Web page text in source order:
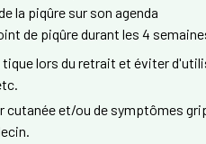
la piqûre sur son agenda
de piqûre durant les 4
tique lors du retrait et éviter
cutanée et/ou de symptômes